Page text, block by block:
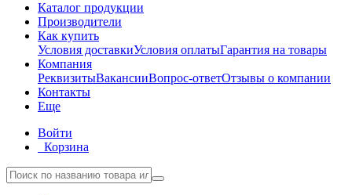
Каталог продукции
Производители
Как купить
Условия доставкиУсловия оплатыГарантия на товары
Компания
РеквизитыВакансииВопрос-ответОтзывы о компании
Контакты
Еще
Войти
Корзина